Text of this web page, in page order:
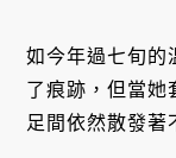
如今年過七旬的
了痕跡，但當她
足間依然散發著